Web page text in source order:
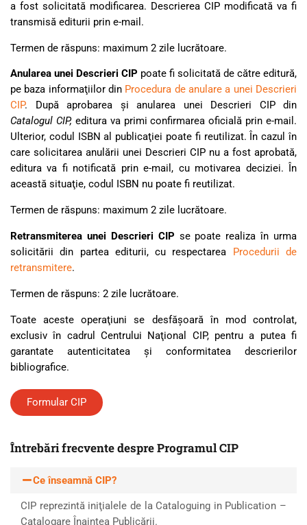
a fost solicitată modificarea. Descrierea CIP modificată va fi
transmisă editurii prin e-mail.
Termen de răspuns: maximum 2 zile lucrătoare.
Anularea unei Descrieri CIP poate fi solicitată de către editură,
pe baza informaţiilor din Procedura de anulare a unei Descrieri
CIP. După aprobarea şi anularea unei Descrieri CIP din
Catalogul CIP,editura va primi confirmarea oficială prin e-mail.
Ulterior, codul ISBN al publicaţiei poate fi reutilizat. În cazul în
care solicitarea anulării unei Descrieri CIP nu a fost aprobată,
editura va fi notificată prin e-mail, cu motivarea deciziei. În
această situaţie, codul ISBN nu poate fi reutilizat.
Termen de răspuns: maximum 2 zile lucrătoare.
Retransmiterea unei Descrieri CIP se poate realiza în urma
solicitării din partea editurii, cu respectarea Procedurii de
retransmitere.
Termen de răspuns: 2 zile lucrătoare.
Toate aceste operaţiuni se desfăşoară în mod controlat,
exclusiv în cadrul Centrului Naţional CIP, pentru a putea fi
garantate autenticitatea şi conformitatea descrierilor
bibliografice.
Formular CIP
Întrebări frecvente despre Programul CIP
Ce înseamnă CIP?
CIP reprezintă iniţialele de la Cataloguing in Publication –
Catalogare Înaintea Publicării.